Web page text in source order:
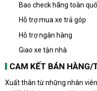
Bao check hãng toàn
Hỗ trợ mua xe trả góp
Hỗ trợ ngân hàng
Giao xe tận nhà
CAM KẾT BÁN HÀNG/
Xuất thân từ những nhân